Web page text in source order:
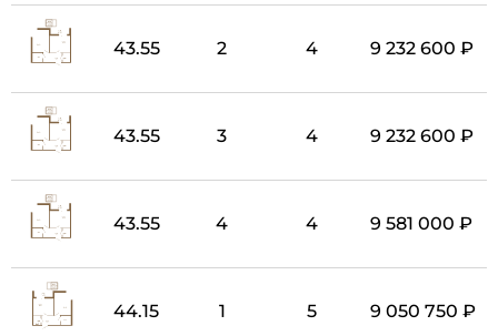
43.55 2 4 9 232 600 ₽
43.55 3 4 9 232 600 ₽
43.55 4 4 9 581 000 ₽
44.15 1 5 9 050 750 ₽